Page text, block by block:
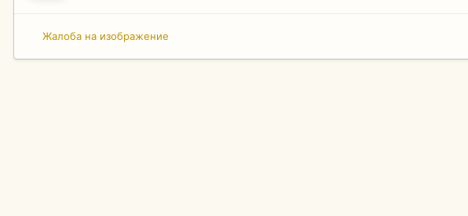
Жалоба на изображение